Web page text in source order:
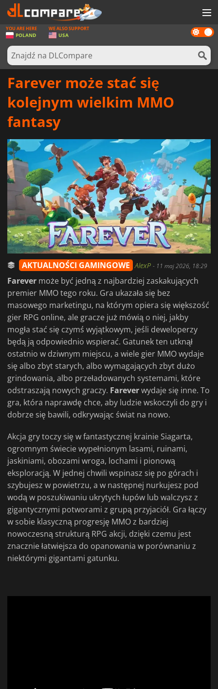
GRY
KARTY DO GIER
OPROGRAMOWANIE
SPRZĘT KOMPUTEROWY
ZALOGUJ SIĘ LUB ZAREJESTRUJ
Dark
mode
YOU ARE HERE
POLAND
WE ALSO SUPPORT
USA
Farever może stać się
kolejnym wielkim MMO
fantasy
AKTUALNOŚCI GAMINGOWE AlexP - 11 maj 2026, 18:29
Farever może być jedną z najbardziej zaskakujących
premier MMO tego roku. Gra ukazała się bez
masowego marketingu, na którym opiera się większość
gier RPG online, ale gracze już mówią o niej, jakby
mogła stać się czymś wyjątkowym, jeśli deweloperzy
będą ją odpowiednio wspierać. Gatunek ten utknął
ostatnio w dziwnym miejscu, a wiele gier MMO wydaje
się albo zbyt starych, albo wymagających zbyt dużo
grindowania, albo przeładowanych systemami, które
odstraszają nowych graczy. Fareverwydaje się inne. To
gra, która naprawdę chce, aby ludzie wskoczyli do gry i
dobrze się bawili, odkrywając świat na nowo.
Akcja gry toczy się w fantastycznej krainie Siagarta,
ogromnym świecie wypełnionym lasami, ruinami,
jaskiniami, obozami wroga, lochami i pionową
eksploracją. W jednej chwili wspinasz się po górach i
szybujesz w powietrzu, a w następnej nurkujesz pod
wodą w poszukiwaniu ukrytych łupów lub walczysz z
gigantycznymi potworami z grupą przyjaciół. Gra łączy
w sobie klasyczną progresję MMO z bardziej
nowoczesną strukturą RPG akcji, dzięki czemu jest
znacznie łatwiejsza do opanowania w porównaniu z
niektórymi gigantami gatunku.